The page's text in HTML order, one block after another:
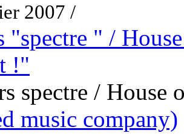
2007 /
"spectre " /
!"
spectre /
music company)